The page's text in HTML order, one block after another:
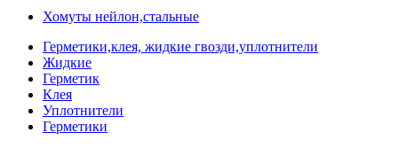
Хомуты нейлон,стальные
Герметики,клея, жидкие гвозди,уплотнители
Жидкие
Герметик
Клея
Уплотнители
Герметики